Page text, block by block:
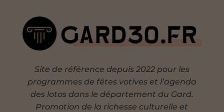
Site de référence depuis 2022 pour les
programmes de fêtes votives et l’agenda
des lotos dans le département du Gard.
Promotion de la richesse culturelle et